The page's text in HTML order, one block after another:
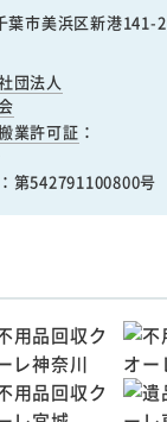
葉市美浜区新港141-2
団法人
業許可証 ：
：第542791100800号